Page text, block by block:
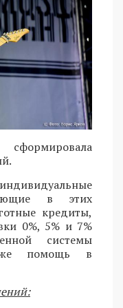
в этих
кредиты,
0%, 5% и 7%
системы
помощь в